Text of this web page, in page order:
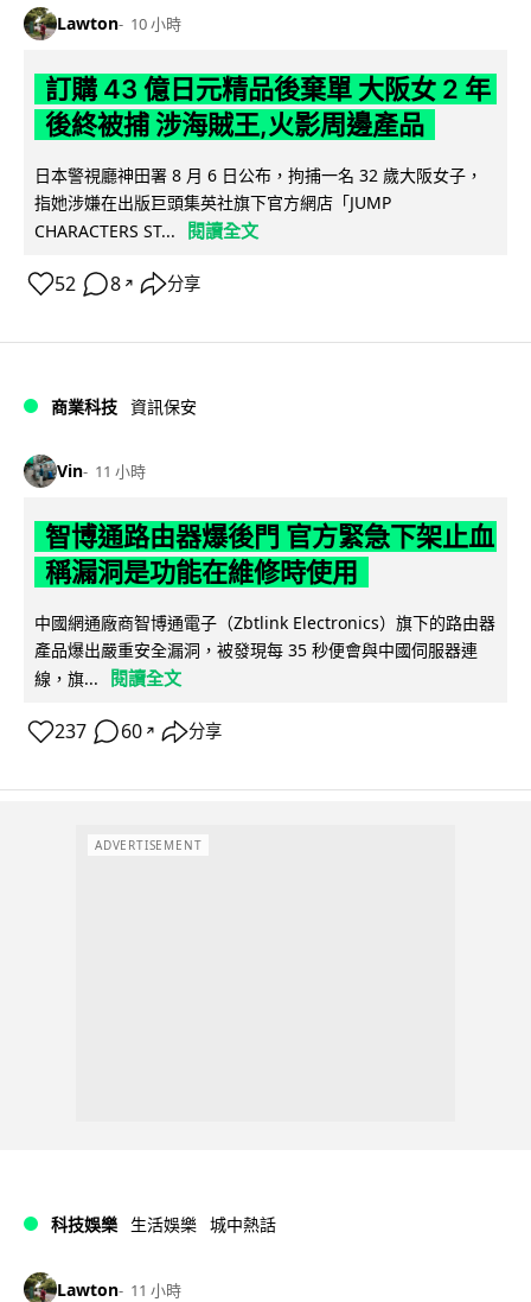
Lawton 10 小時
訂購 43 億日元精品後棄單 大阪女 2 年
後終被捕 涉海賊王,火影周邊產品
日本警視廳神田署 8 月 6 日公布，拘捕一名 32 歲大阪女子，
指她涉嫌在出版巨頭集英社旗下官方網店「JUMP
CHARACTERS ST...
閱讀全文
52 8 ↗ 分享
商業科技 資訊保安
Vin 11 小時
智博通路由器爆後門 官方緊急下架止血
稱漏洞是功能在維修時使用
中國網通廠商智博通電子（Zbtlink Electronics）旗下的路由器
產品爆出嚴重安全漏洞，被發現每 35 秒便會與中國伺服器連
線，旗...
閱讀全文
237 60 ↗ 分享
ADVERTISEMENT
科技娛樂 生活娛樂 城中熱話
Lawton 11 小時